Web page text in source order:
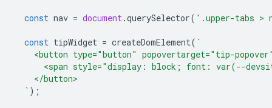
const nav = document.querySelector( '.upper-tabs >
const tipWidget = createDomElement( `
<button type="button" popovertarget="tip-
<span style="display: block; font: var(--
    </button>
  `
);